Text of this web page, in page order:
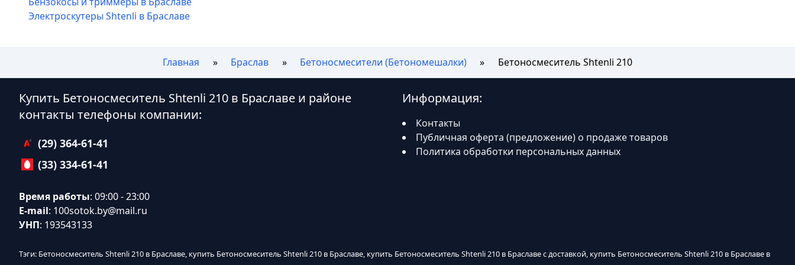
Электроскутеры Shtenli в Браславе
Главная Браслав Бетоносмесители (Бетономешалки) Бетоносмеситель Shtenli 210
Купить Бетоносмеситель Shtenli 210 в Браславе и районе
контакты телефоны компании:
(29) 364-61-41
(33) 334-61-41
Время работы: 09:00 - 23:00
E-mail: 100sotok.by@mail.ru
УНП: 193543133
Информация:
Контакты
Публичная оферта (предложение) о продаже товаров
Политика обработки персональных данных
Тэги: Бетоносмеситель Shtenli 210 в Браславе, купить Бетоносмеситель Shtenli 210 в Браславе, купить Бетоносмеситель Shtenli 210 в Браславе с доставкой, купить Бетоносмеситель Shtenli 210 в Браславе в